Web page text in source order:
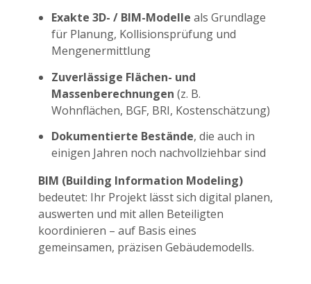
Exakte 3D- / BIM-Modelle als Grundlage
für Planung, Kollisionsprüfung und
Mengenermittlung
Zuverlässige Flächen- und
Massenberechnungen (z. B.
Wohnflächen, BGF, BRI, Kostenschätzung)
Dokumentierte Bestände, die auch in
einigen Jahren noch nachvollziehbar sind
BIM (Building Information Modeling)
bedeutet: Ihr Projekt lässt sich digital planen,
auswerten und mit allen Beteiligten
koordinieren – auf Basis eines
gemeinsamen, präzisen Gebäudemodells.